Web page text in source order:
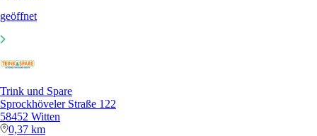
geöffnet
Trink und Spare
Sprockhöveler Straße 122
58452 Witten
0,37 km